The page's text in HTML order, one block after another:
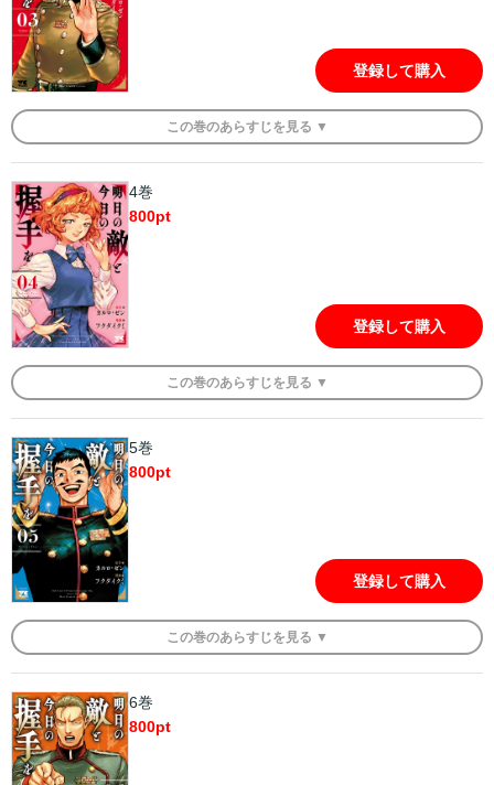
登録して購入
この巻のあらすじを 見る ▼
4巻
800pt
登録して購入
この巻のあらすじを 見る ▼
5巻
800pt
登録して購入
この巻のあらすじを 見る ▼
6巻
800pt